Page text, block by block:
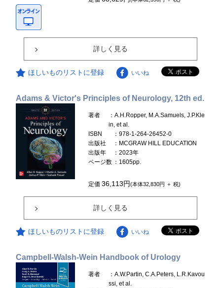
詳しく見る
ほしいものリストに登録 いいね
Adams & Victor's Principles of Neurology, 12th ed.
著者
：A.H.Ropper, M.A.Samuels, J.P.Kle
in, et al.
ISBN
：978-1-264-26452-0
出版社
：MCGRAW HILL EDUCATION
出版年
：2023年
ページ数 ：1605pp.
定価36,113円(本体32,830円 ＋ 税)
詳しく見る
ほしいものリストに登録 いいね
Campbell-Walsh-Wein Handbook of Urology
著者
：A.W.Partin, C.A.Peters, L.R.Kavou
ssi, et al.